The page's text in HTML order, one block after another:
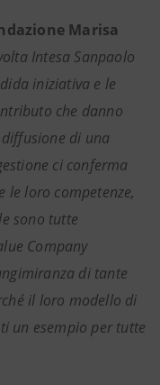
Marisa
Intesa Sanpaolo
iniziativa e le
che danno
di una
ci conferma
le loro competenze,
sono tutte
Company
di tante
il loro modello di
un esempio per tutte